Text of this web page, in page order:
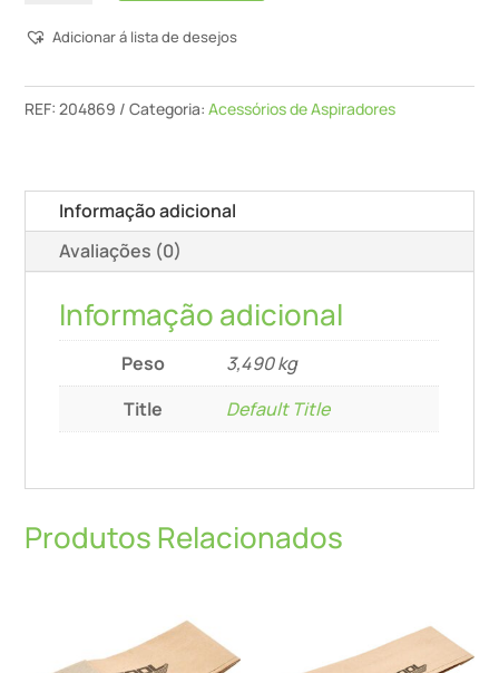
Móvel
Rb
Adicionar á lista de desejos
REF:204869 Categoria:Acessórios de Aspiradores
Informação adicional
Avaliações (0)
Informação adicional
Peso
3,490 kg
Title
Default Title
Produtos Relacionados